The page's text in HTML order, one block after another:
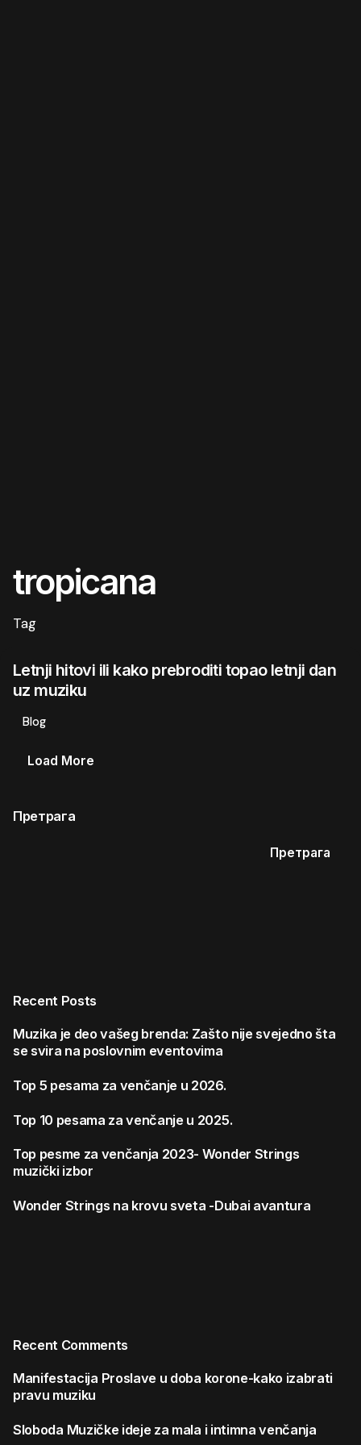
tropicana
Tag
Претрага
Претрага
Recent Posts
Muzika je deo vašeg brenda: Zašto nije svejedno šta
se svira na poslovnim eventovima
Top 5 pesama za venčanje u 2026.
Top 10 pesama za venčanje u 2025.
Top pesme za venčanja 2023- Wonder Strings
muzički izbor
Wonder Strings na krovu sveta -Dubai avantura
Recent Comments
Manifestacija Proslave u doba korone-kako izabrati
pravu muziku
Sloboda Muzičke ideje za mala i intimna venčanja
Letnji hitovi ili kako prebroditi topao letnji dan
uz muziku
Blog
Load More